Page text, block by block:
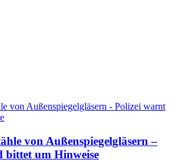
von Außenspiegelgläsern –
bittet um Hinweise